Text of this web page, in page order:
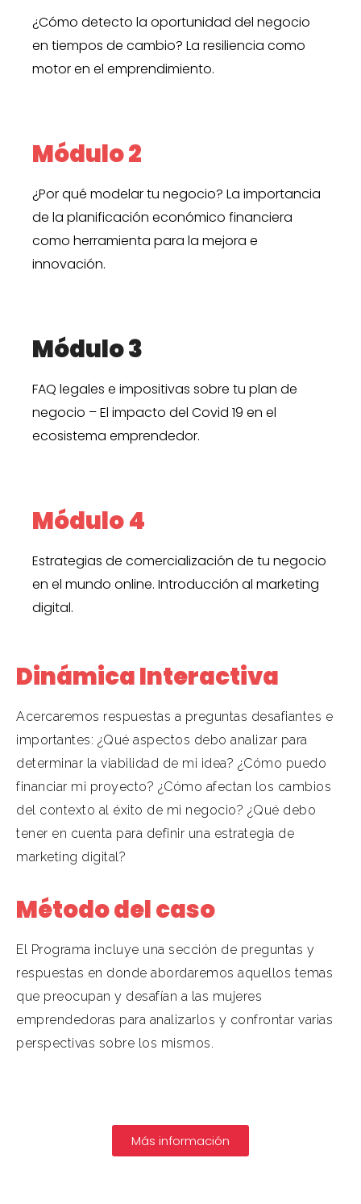
¿Cómo detecto la oportunidad del negocio
en tiempos de cambio? La resiliencia como
motor en el emprendimiento.
Módulo 2
¿Por qué modelar tu negocio? La importancia
de la planificación económico financiera
como herramienta para la mejora e
innovación.
Módulo 3
FAQ legales e impositivas sobre tu plan de
negocio – El impacto del Covid 19 en el
ecosistema emprendedor.
Módulo 4
Estrategias de comercialización de tu negocio
en el mundo online. Introducción al marketing
digital.
Dinámica Interactiva
Acercaremos respuestas a preguntas desafiantes e
importantes: ¿Qué aspectos debo analizar para
determinar la viabilidad de mi idea? ¿Cómo puedo
financiar mi proyecto? ¿Cómo afectan los cambios
del contexto al éxito de mi negocio? ¿Qué debo
tener en cuenta para definir una estrategia de
marketing digital?
Método del caso
El Programa incluye una sección de preguntas y
respuestas en donde abordaremos aquellos temas
que preocupan y desafían a las mujeres
emprendedoras para analizarlos y confrontar varias
perspectivas sobre los mismos.
Más información